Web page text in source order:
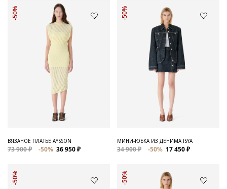
-50%
ВЯЗАНОЕ ПЛАТЬЕ AYSSON
73 900 ₽ -50% 36 950 ₽
-50%
МИНИ-ЮБКА ИЗ ДЕНИМА ISYA
34 900 ₽ -50% 17 450 ₽
-50% -50%